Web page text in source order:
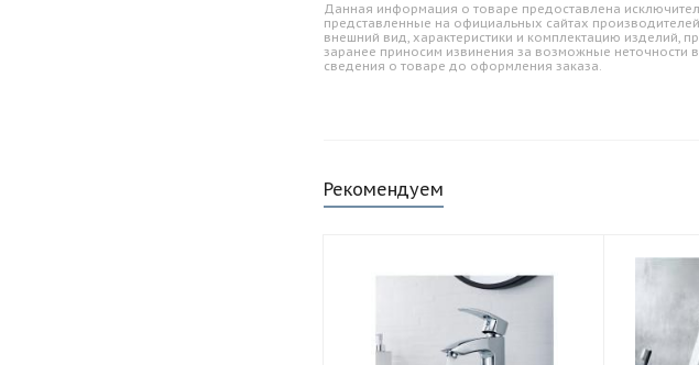
Данная информация о товаре предоставлена
представленные на официальных сайтах
внешний вид, характеристики и комплектацию изделий,
заранее приносим извинения за возможные неточности
сведения о товаре до оформления заказа.
Рекомендуем